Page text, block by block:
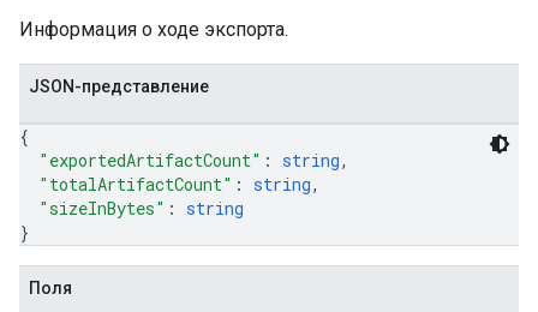
Информация о ходе экспорта.
JSON-представление
{
"exportedArtifactCount" : string,
"totalArtifactCount" : string,
"sizeInBytes" : string
}
Поля